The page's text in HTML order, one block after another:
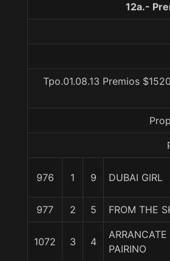
12a.-
Tpo.01.08.13 Premios
976 1 9 DUBAI GIRL
977 2 5 FROM THE
1072 3 4
ARRANCATE
PAIRINO